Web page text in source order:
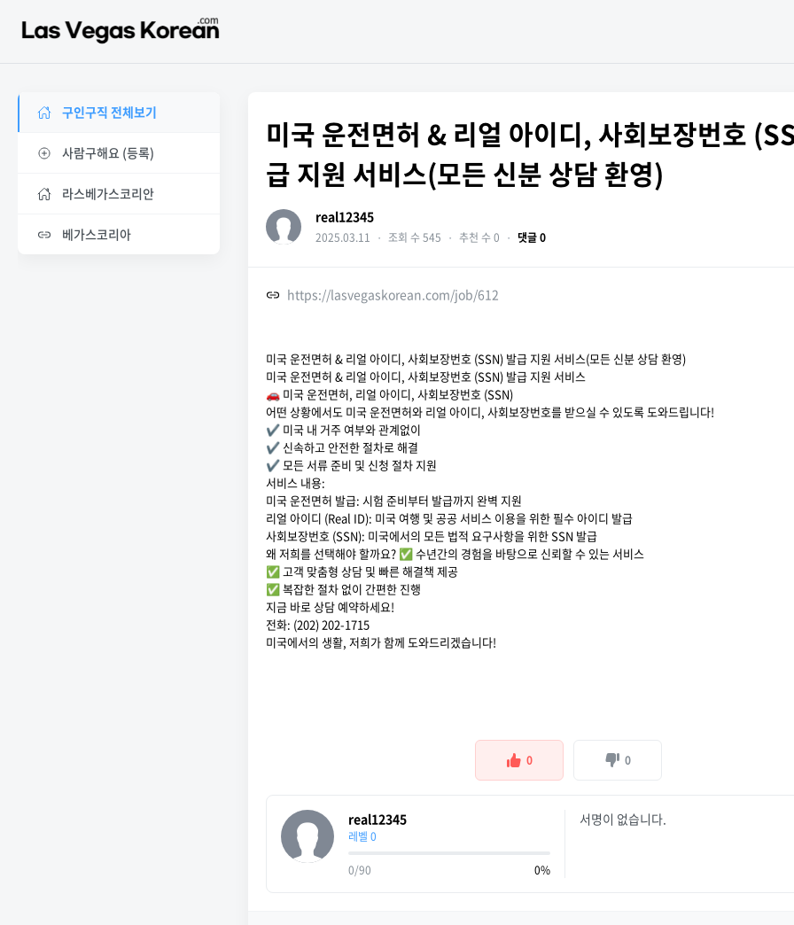
구인구직 전체보기
사람구해요 (등록)
라스베가스코리안
베가스코리아
미국 운전면허 & 리얼 아이디, 사회보장번호
급 지원 서비스(모든 신분 상담 환영)
real12345
2025.03.11 ・ 조회 수 545 ・ 추천 수 0 ・ 댓글 0
https://lasvegaskorean.com/job/612
미국 운전면허 & 리얼 아이디, 사회보장번호 (SSN) 발급 지원 서비스(모든 신분 상담 환영)
미국 운전면허 & 리얼 아이디, 사회보장번호 (SSN) 발급 지원 서비스
🚗 미국 운전면허, 리얼 아이디, 사회보장번호 (SSN)
어떤 상황에서도 미국 운전면허와 리얼 아이디, 사회보장번호를 받으실 수 있도록 도와드립니다!
✔️ 미국 내 거주 여부와 관계없이
✔️ 신속하고 안전한 절차로 해결
✔️ 모든 서류 준비 및 신청 절차 지원
서비스 내용:
미국 운전면허 발급: 시험 준비부터 발급까지 완벽 지원
리얼 아이디 (Real ID): 미국 여행 및 공공 서비스 이용을 위한 필수 아이디 발급
사회보장번호 (SSN): 미국에서의 모든 법적 요구사항을 위한 SSN 발급
왜 저희를 선택해야 할까요? ✅ 수년간의 경험을 바탕으로 신뢰할 수 있는 서비스
✅ 고객 맞춤형 상담 및 빠른 해결책 제공
✅ 복잡한 절차 없이 간편한 진행
지금 바로 상담 예약하세요!
전화: (202) 202-1715
미국에서의 생활, 저희가 함께 도와드리겠습니다!
0 0
real12345
레벨 0
0/90 0%
서명이 없습니다.